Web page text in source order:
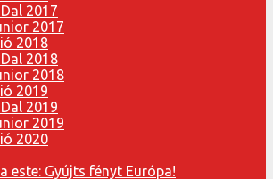
2017
2017
2018
2018
2018
2019
2019
2019
2020
este: Gyújts fényt Európa!